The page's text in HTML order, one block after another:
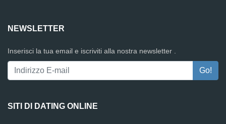
NEWSLETTER
Inserisci la tua email e iscriviti alla nostra newsletter .
SITI DI DATING ONLINE